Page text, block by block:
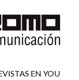
EN YOU